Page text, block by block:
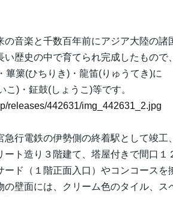
の音楽と千数百年前にアジア大陸の諸
歴史の中で育てられ完成したもので
篳篥(ひちりき)・龍笛(りゅうてき)に
)・鉦鼓(しょうこ)等です。
releases/442631/img_442631_2.jpg
急行電鉄の伊勢側の終着駅として竣工
ト造り３階建て、塔屋付きで間口１
ード（１階正面入口）やコンコースを
壁面には、クリーム色のタイル、ス